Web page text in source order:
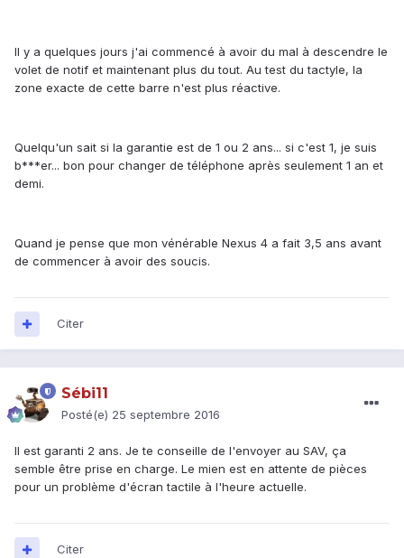
D'où vient le problème?
Sachant que je n'ai pas pu tester les deux premières
solutions, vu que je ne m'en doutais pas, et que je n'ai pas
Des solutions?
Merci d'avance,
Il y a quelques jours j'ai commencé à avoir du mal à descendre le
volet de notif et maintenant plus du tout. Au test du tactyle, la
zone exacte de cette barre n'est plus réactive.
Quelqu'un sait si la garantie est de 1 ou 2 ans... si c'est 1, je suis
b***er... bon pour changer de téléphone après seulement 1 an et
demi.
Quand je pense que mon vénérable Nexus 4 a fait 3,5 ans avant
de commencer à avoir des soucis.
Citer
Sébi11
Posté(e) 25 septembre 2016
Il est garanti 2 ans. Je te conseille de l'envoyer au SAV, ça
semble être prise en charge. Le mien est en attente de pièces
pour un problème d'écran tactile à l'heure actuelle.
Citer